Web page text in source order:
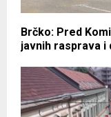
Brčko: Pred
javnih rasprava i